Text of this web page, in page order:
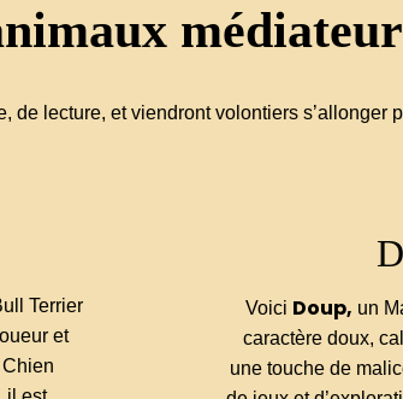
lecture, et viendront volontiers s’allonger
Terrier
et
Voici Doup, un
caractère doux,
une touche de